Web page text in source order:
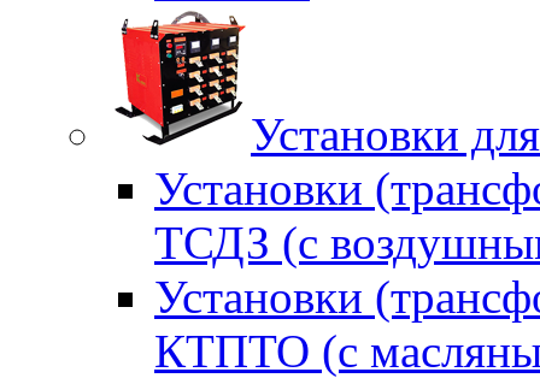
Установки
Установки
ТСДЗ (c
Установки
КТПТО (c